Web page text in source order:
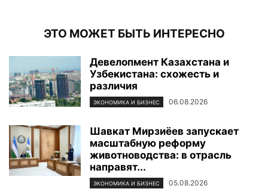
ЭТО МОЖЕТ БЫТЬ ИНТЕРЕСНО
Девелопмент Казахстана и
Узбекистана: схожесть и
различия
ЭКОНОМИКА И БИЗНЕС 06.08.2026
Шавкат Мирзиёев запускает
масштабную реформу
животноводства: в отрасль
направят...
ЭКОНОМИКА И БИЗНЕС 05.08.2026